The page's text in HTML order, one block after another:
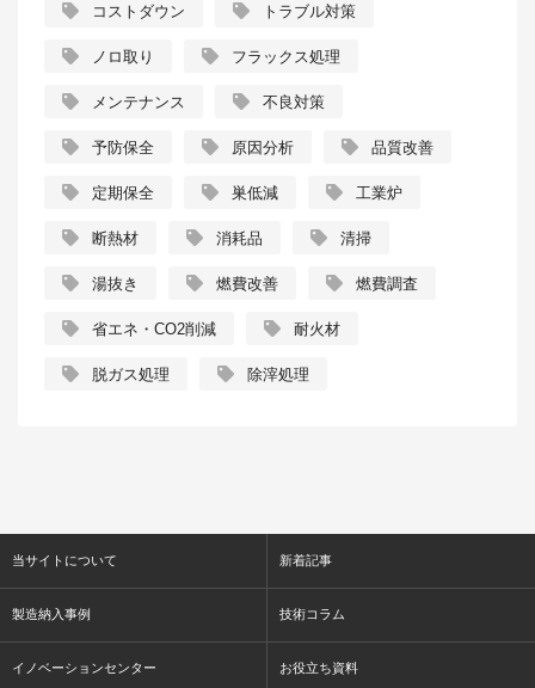
コストダウン トラブル対策
ノロ取り フラックス処理
メンテナンス 不良対策
予防保全 原因分析 品質改善
定期保全 巣低減 工業炉
断熱材 消耗品 清掃
湯抜き 燃費改善 燃費調査
省エネ・CO2削減 耐火材
脱ガス処理 除滓処理
当サイトについて 新着記事
製造納入事例 技術コラム
イノベーションセンター お役立ち資料